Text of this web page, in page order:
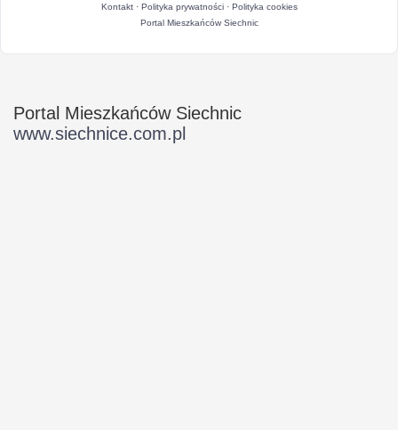
Kontakt· Polityka prywatności· Polityka cookies
Portal Mieszkańców Siechnic
Portal Mieszkańców Siechnic
www.siechnice.com.pl